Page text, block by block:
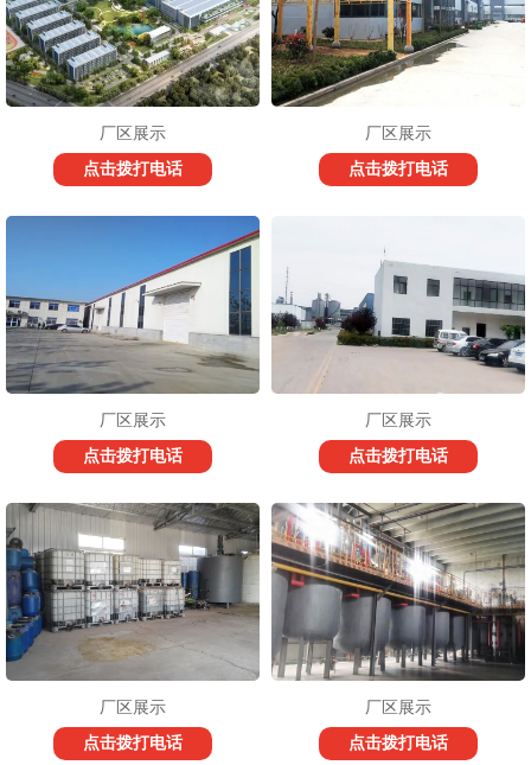
厂区展示
点击拨打电话
厂区展示
点击拨打电话
厂区展示
点击拨打电话
厂区展示
点击拨打电话
厂区展示
点击拨打电话
厂区展示
点击拨打电话